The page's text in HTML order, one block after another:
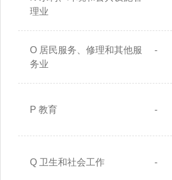
理业
O 居民服务、修理和其他服
务业
-
P 教育 -
Q 卫生和社会工作 -